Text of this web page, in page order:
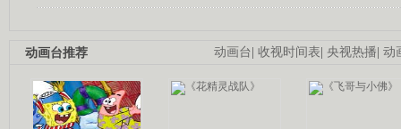
动画台| 收视时间表| 央视热播| 动
动画台推荐